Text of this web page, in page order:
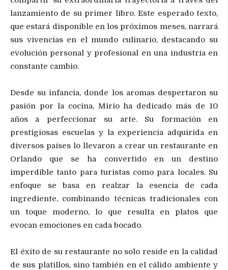
lanzamiento de su primer libro. Este esperado texto,
que estará disponible en los próximos meses, narrará
sus vivencias en el mundo culinario, destacando su
evolución personal y profesional en una industria en
constante cambio.
Desde su infancia, donde los aromas despertaron su
pasión por la cocina, Mirio ha dedicado más de 10
años a perfeccionar su arte. Su formación en
prestigiosas escuelas y la experiencia adquirida en
diversos países lo llevaron a crear un restaurante en
Orlando que se ha convertido en un destino
imperdible tanto para turistas como para locales. Su
enfoque se basa en realzar la esencia de cada
ingrediente, combinando técnicas tradicionales con
un toque moderno, lo que resulta en platos que
evocan emociones en cada bocado.
El éxito de su restaurante no solo reside en la calidad
de sus platillos, sino también en el cálido ambiente y